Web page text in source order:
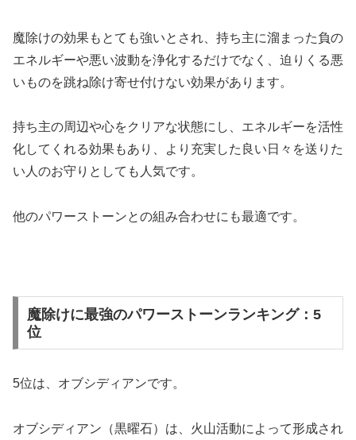
魔除けの効果もとても強いとされ、持ち主に溜まった負の
エネルギーや悪い波動を浄化するだけでなく、迫りくる悪
いものを跳ね除け寄せ付けない効果があります。
持ち主の周辺や心をクリアな状態にし、エネルギーを活性
化してくれる効果もあり、より充実した良い日々を送りた
い人のお守りとしても人気です。
他のパワーストーンとの組み合わせにも最適です。
魔除けに最強のパワーストーンランキング：5
位
5位は、オブシディアンです。
オブシディアン（黒曜石）は、火山活動によって形成され